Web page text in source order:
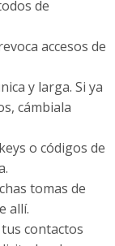
de
accesos de
y larga. Si ya
cámbiala
o códigos de
tomas de
allí.
contactos